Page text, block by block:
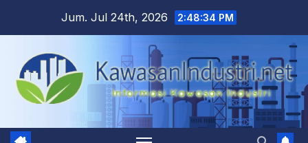
content
Jum. Jul 24th, 2026 2:48:35 PM